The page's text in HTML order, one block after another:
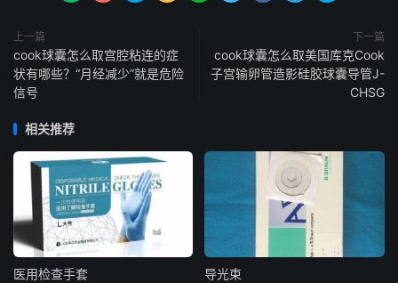
上一篇
cook球囊怎么取宫腔粘连的症
状有哪些？“月经减少”就是危险
信号
下一篇
cook球囊怎么取美国库克Cook
子宫输卵管造影硅胶球囊导管J-
CHSG
相关推荐
医用检查手套 导光束